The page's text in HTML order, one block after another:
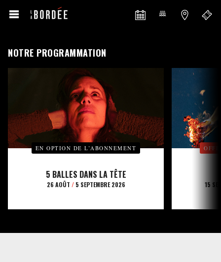
NOTRE PROGRAMMATION
EN OPTION DE L’ABONNEMENT
5 BALLES DANS LA TÊTE
26 AOÛT /5 SEPTEMBRE 2026 15